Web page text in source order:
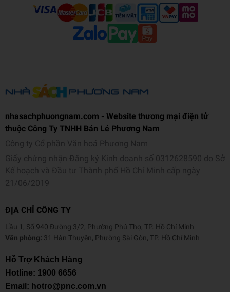
nhasachphuongnam.com - Website thương mại điện tử
thuộc Công Ty TNHH Bán Lẻ Phương Nam
Công ty Cổ phần Văn hoá Phương Nam
Giấy chứng nhận Đăng ký Kinh doanh số 0312628590 do Sở
Kế hoạch và Đầu tư Thành phố Hồ Chí Minh cấp ngày
21/06/2019
ĐỊA CHỈ CÔNG TY
Lầu 1, Số 940 Đường 3/2, Phường Phú Thọ, TP. Hồ Chí Minh
Văn phòng: 31 Hàn Thuyên, Phường Sài Gòn, TP. Hồ Chí Minh
Hỗ Trợ Khách Hàng
Hotline: 1900 6656
Email: hotro@pnc.com.vn